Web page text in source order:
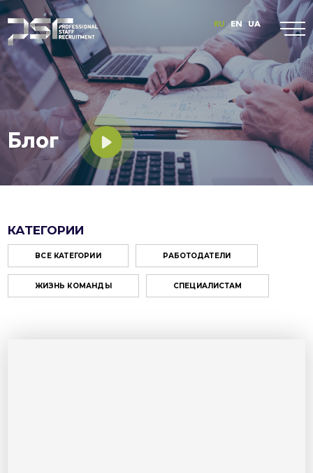
RU EN UA
Блог
КАТЕГОРИИ
ВСЕ КАТЕГОРИИ РАБОТОДАТЕЛИ
ЖИЗНЬ КОМАНДЫ СПЕЦИАЛИСТАМ